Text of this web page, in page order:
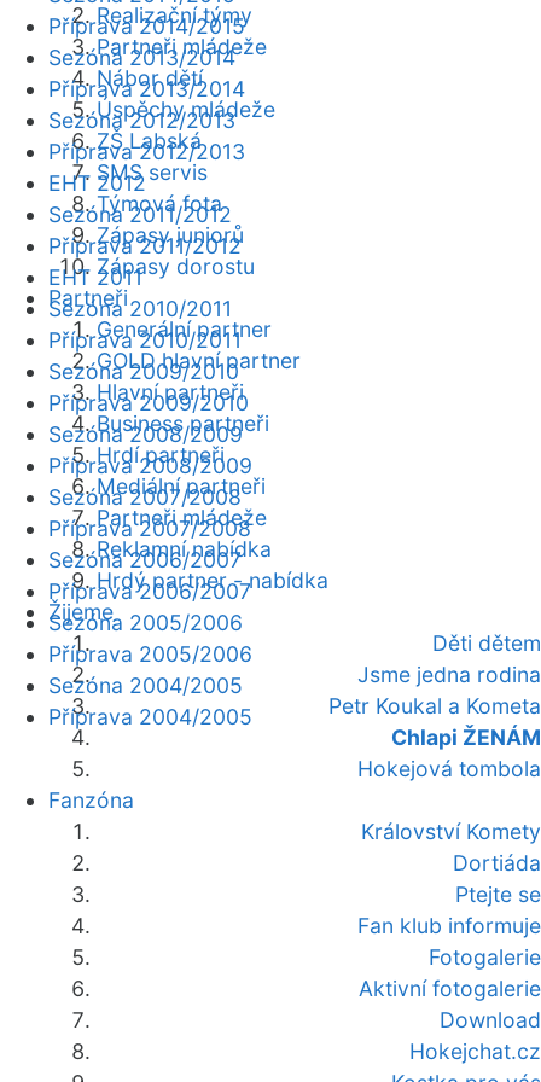
Realizační týmy
Partneři mládeže
Nábor dětí
Úspěchy mládeže
ZŠ Labská
SMS servis
Týmová fota
Zápasy juniorů
Zápasy dorostu
Partneři
Generální partner
GOLD hlavní partner
Hlavní partneři
Business partneři
Hrdí partneři
Mediální partneři
Partneři mládeže
Reklamní nabídka
Hrdý partner - nabídka
Žijeme
Děti dětem
Jsme jedna rodina
Petr Koukal a Kometa
Chlapi ŽENÁM
Hokejová tombola
Fanzóna
Království Komety
Dortiáda
Ptejte se
Fan klub informuje
Fotogalerie
Aktivní fotogalerie
Download
Hokejchat.cz
Příprava 2014/2015
Sezóna 2013/2014
Příprava 2013/2014
Sezóna 2012/2013
Příprava 2012/2013
EHT 2012
Sezóna 2011/2012
Příprava 2011/2012
EHT 2011
Sezóna 2010/2011
Příprava 2010/2011
Sezóna 2009/2010
Příprava 2009/2010
Sezóna 2008/2009
Příprava 2008/2009
Sezóna 2007/2008
Příprava 2007/2008
Sezóna 2006/2007
Příprava 2006/2007
Sezóna 2005/2006
Příprava 2005/2006
Sezóna 2004/2005
Příprava 2004/2005